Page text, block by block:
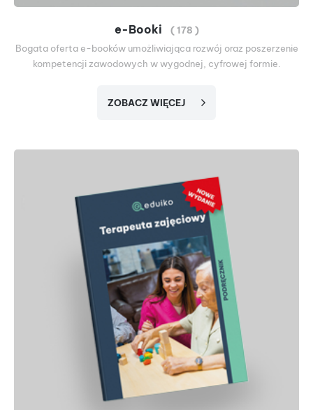
e-Booki
( 178 )
Bogata oferta e-booków umożliwiająca rozwój oraz poszerzenie
kompetencji zawodowych w wygodnej, cyfrowej formie.
ZOBACZ WIĘCEJ